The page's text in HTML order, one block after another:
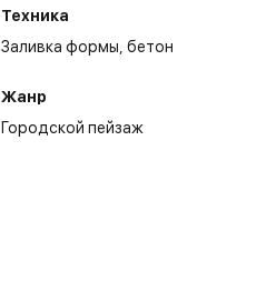
Техника
Заливка формы,бетон
Жанр
Городской пейзаж